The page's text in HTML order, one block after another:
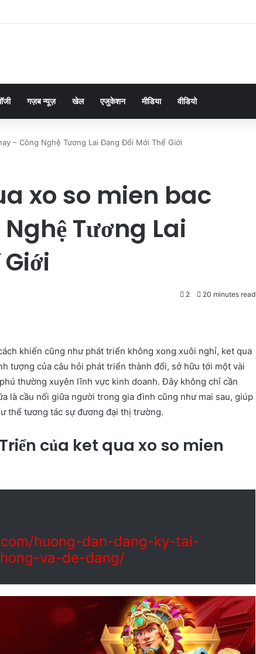
गज़ब न्यूज़ खेल एजुकेशन मीडिया वीडियो
– Công Nghệ Tương Lai Đang Đổi Mới Thế Giới
xo so mien bac
Tương Lai
2 20 minutes read
khiến cũng như phát triển không xong xuôi nghỉ, ket qua
tượng của câu hỏi phát triển thành đổi, sở hữu tới một vài
thường xuyên lĩnh vực kinh doanh. Đây không chỉ cần
là cầu nối giữa người trong gia đình cũng như mai sau, giúp
thể tương tác sự đương đại thị trường.
của ket qua xo so mien
huong-dan-dang-ky-tai-
va-de-dang/